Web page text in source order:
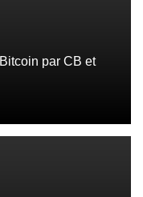
par CB et